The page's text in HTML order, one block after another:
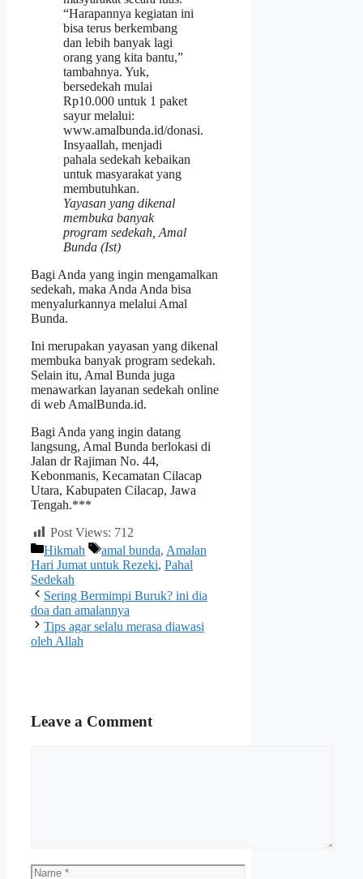
Yayasan yang dikenal
membuka banyak
program sedekah, Amal
Bunda (Ist)
Bagi Anda yang ingin mengamalkan
sedekah, maka Anda Anda bisa
menyalurkannya melalui Amal
Bunda.
Ini merupakan yayasan yang dikenal
membuka banyak program sedekah.
Selain itu, Amal Bunda juga
menawarkan layanan sedekah online
di web AmalBunda.id.
Bagi Anda yang ingin datang
langsung, Amal Bunda berlokasi di
Jalan dr Rajiman No. 44,
Kebonmanis, Kecamatan Cilacap
Utara, Kabupaten Cilacap, Jawa
Tengah.***
Post Views: 712
Categories
Hikmah Tags
amal bunda, Amalan
Hari Jumat untuk Rezeki, Pahal
Sedekah
Sering Bermimpi Buruk? ini dia
doa dan amalannya
Tips agar selalu merasa diawasi
oleh Allah
Leave a Comment
Name